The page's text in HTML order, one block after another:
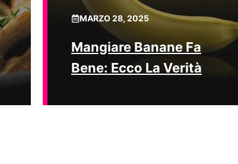
MARZO 28, 2025
Mangiare Banane Fa
Bene: Ecco La Verità